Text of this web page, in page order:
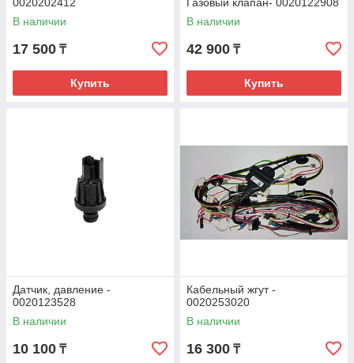
В наличии
17 500 ₸
Купить
В наличии
42 900 ₸
Купить
Датчик, давление -
0020123528
В наличии
10 100 ₸
Кабельный жгут -
0020253020
В наличии
16 300 ₸